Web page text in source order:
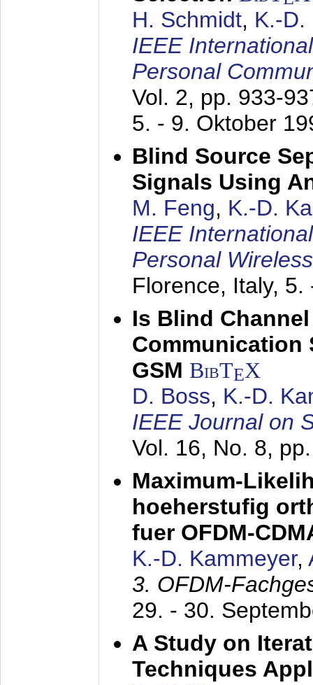
H. Schmidt, K.-D.
IEEE
Personal
Vol. 2, pp. 933-
5. - 9. Oktober
Blind Source
Signals Using
M. Feng, K.-D.
IEEE
Personal
Florence, Italy, 5.
Is Blind
Communication
GSM BibTEX
D. Boss, K.-D.
IEEE Journal on
Vol. 16, No. 8,
Maximum-
hoeherstufig
fuer OFDM-
K.-D. Kammeyer,
3. OFDM-
29. - 30.
A Study on
Techniques